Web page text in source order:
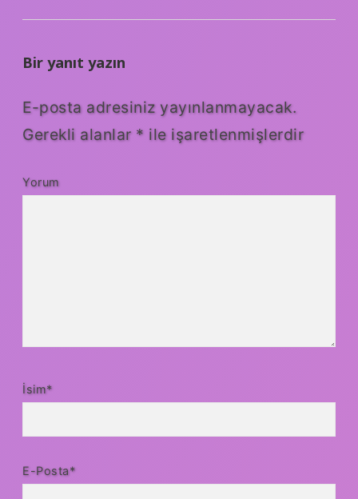
Bir yanıt yazın
E-posta adresiniz yayınlanmayacak.
Gerekli alanlar * ile işaretlenmişlerdir
Yorum
İsim*
E-Posta*